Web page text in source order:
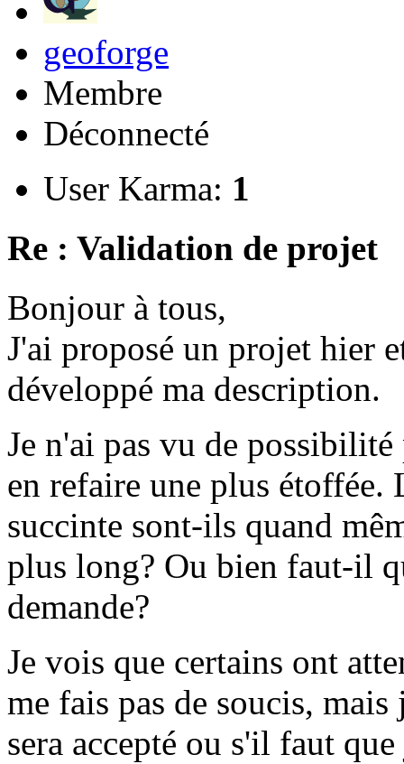
geoforge
Membre
Déconnecté
User Karma: 1
Re : Validation de projet
Bonjour à tous,
J'ai proposé un projet hier
développé ma description.
Je n'ai pas vu de
en refaire une plus étoffée.
succinte sont-ils quand
plus long? Ou bien faut-il
demande?
Je vois que certains ont
me fais pas de soucis,
sera accepté ou s'il faut